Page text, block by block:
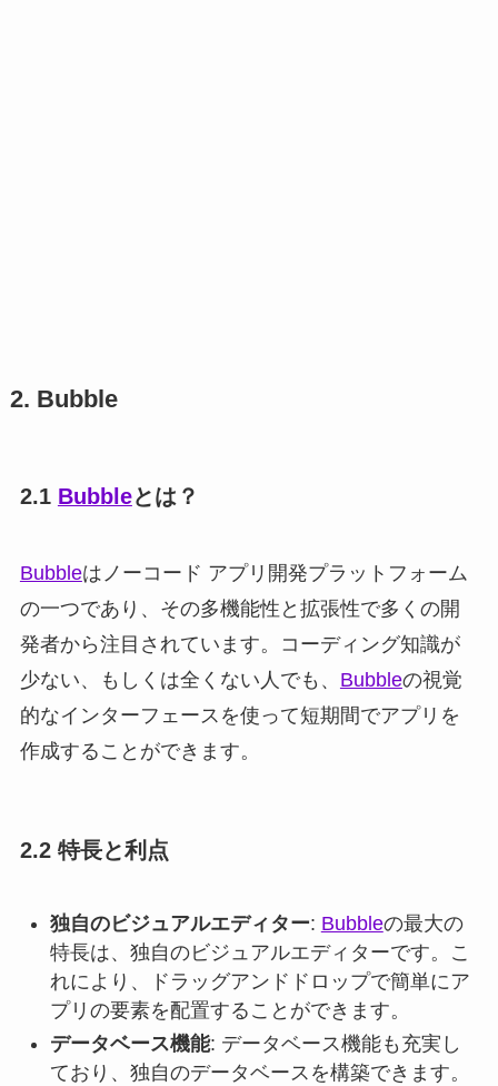
2. Bubble
2.1 Bubbleとは？
Bubbleはノーコード アプリ開発プラットフォーム
の一つであり、その多機能性と拡張性で多くの開
発者から注目されています。コーディング知識が
少ない、もしくは全くない人でも、 Bubbleの視覚
的なインターフェースを使って短期間でアプリを
作成することができます。
2.2 特長と利点
独自のビジュアルエディター: Bubbleの最大の
特長は、独自のビジュアルエディターです。こ
れにより、ドラッグアンドドロップで簡単にア
プリの要素を配置することができます。
データベース機能: データベース機能も充実し
ており、独自のデータベースを構築できます。